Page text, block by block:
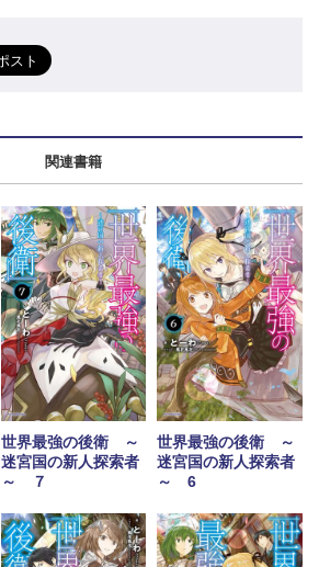
関連書籍
世界最強の後衛 ～
迷宮国の新人探索者
～ ７
世界最強の後衛 ～
迷宮国の新人探索者
～ 6